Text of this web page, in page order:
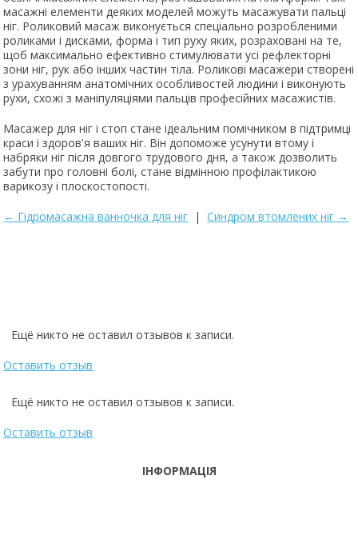
масажні елементи деяких моделей можуть масажувати пальці
ніг. Роликовий масаж виконується спеціально розробленими
роликами і дисками, форма і тип руху яких, розраховані на те,
щоб максимально ефективно стимулювати усі рефлекторні
зони ніг, рук або інших частин тіла. Роликові масажери створені
з урахуванням анатомічних особливостей людини і виконують
рухи, схожі з маніпуляціями пальців професійних масажистів.
Масажер для ніг і стоп стане ідеальним помічником в підтримці
краси і здоров'я ваших ніг. Він допоможе усунути втому і
набряки ніг після довгого трудового дня, а також дозволить
забути про головні болі, стане відмінною профілактикою
варикозу і плоскостопості.
← Гідромасажна ванночка для ніг |Синдром втомлених ніг →
Ещё никто не оставил отзывов к записи.
Оставить отзыв
Ещё никто не оставил отзывов к записи.
Оставить отзыв
ІНФОРМАЦІЯ